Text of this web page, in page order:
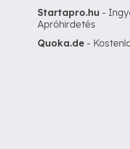
Startapro.hu -
Apróhirdetés
Quoka.de -